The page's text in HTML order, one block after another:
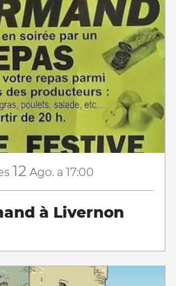
12 Ago. a 17:00
à Livernon